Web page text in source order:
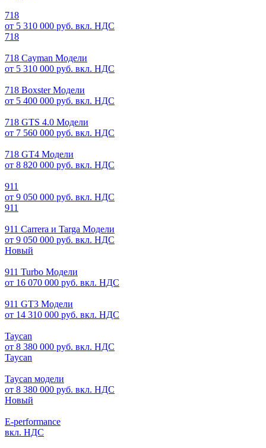
718
от 5 310 000 руб. вкл. НДС
718
718 Cayman Модели
от 5 310 000 руб. вкл. НДС
718 Boxster Модели
от 5 400 000 руб. вкл. НДС
718 GTS 4.0 Модели
от 7 560 000 руб. вкл. НДС
718 GT4 Модели
от 8 820 000 руб. вкл. НДС
911
от 9 050 000 руб. вкл. НДС
911
911 Carrera и Targa Модели
от 9 050 000 руб. вкл. НДС
Новый
911 Turbo Модели
от 16 070 000 руб. вкл. НДС
911 GT3 Модели
от 14 310 000 руб. вкл. НДС
Taycan
от 8 380 000 руб. вкл. НДС
Taycan
Taycan модели
от 8 380 000 руб. вкл. НДС
Новый
E-performance
вкл. НДС